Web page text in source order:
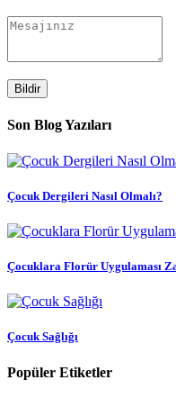
Bildir
Son Blog Yazıları
Çocuk Dergileri Nasıl Olmalı?
Çocuklara Florür Uygulaması
Çocuk Sağlığı
Popüler Etiketler